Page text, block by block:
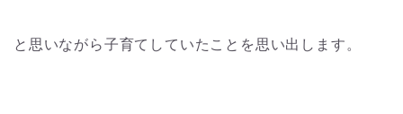
と思いながら子育てしていたことを思い出します。